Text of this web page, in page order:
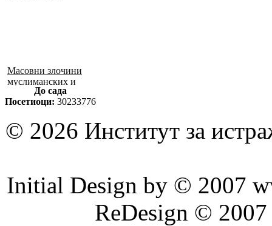
Масовни злочини
муслиманских и
хрватских снага
1992–1995. у БиХ
До сада
Посетиоци: 30233776
© 2026 Институт за
Initial Design by © 2007
ReDesign ©